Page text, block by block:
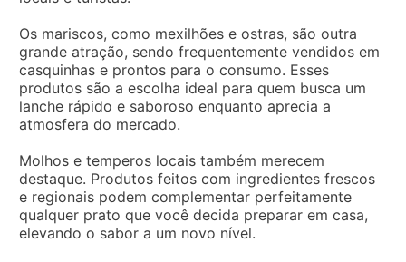
Os mariscos, como mexilhões e ostras, são outra
grande atração, sendo frequentemente vendidos em
casquinhas e prontos para o consumo. Esses
produtos são a escolha ideal para quem busca um
lanche rápido e saboroso enquanto aprecia a
atmosfera do mercado.
Molhos e temperos locais também merecem
destaque. Produtos feitos com ingredientes frescos
e regionais podem complementar perfeitamente
qualquer prato que você decida preparar em casa,
elevando o sabor a um novo nível.